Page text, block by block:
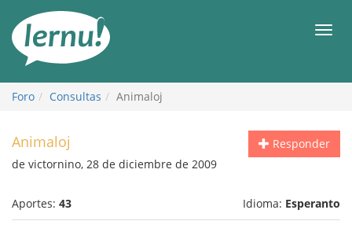
Foro Consultas Animaloj
Responder
Animaloj
de victornino, 28 de diciembre de 2009
Aportes: 43 Idioma: Esperanto